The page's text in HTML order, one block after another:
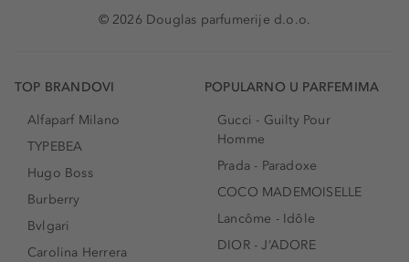
© 2026 Douglas parfumerije d.o.o.
TOP BRANDOVI
Alfaparf Milano
TYPEBEA
Hugo Boss
Burberry
Bvlgari
Carolina Herrera
POPULARNO U PARFEMIMA
Gucci - Guilty Pour
Homme
Prada - Paradoxe
COCO MADEMOISELLE
Lancôme - Idôle
DIOR - J’ADORE